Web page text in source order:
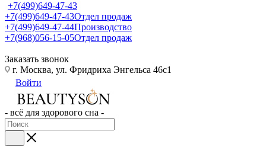
+7(499)649-47-43
+7(499)649-47-43Отдел продаж
+7(499)649-47-44Производство
+7(968)056-15-05Отдел продаж
Заказать звонок
г. Москва, ул. Фридриха Энгельса 46с1
Войти
- всё для здорового сна -